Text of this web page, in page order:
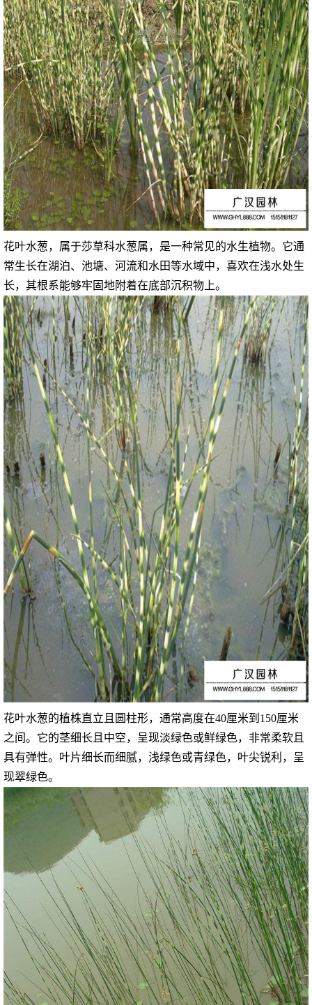
花叶水葱，属于莎草科水葱属，是一种常见的水生植物。它通
常生长在湖泊、池塘、河流和水田等水域中，喜欢在浅水处生
长，其根系能够牢固地附着在底部沉积物上。
花叶水葱的植株直立且圆柱形，通常高度在40厘米到150厘米
之间。它的茎细长且中空，呈现淡绿色或鲜绿色，非常柔软且
具有弹性。叶片细长而细腻，浅绿色或青绿色，叶尖锐利，呈
现翠绿色。